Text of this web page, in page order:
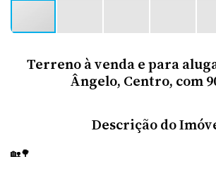
Terreno à venda e para
Ângelo, Centro, com
Descrição do
🏡🌳